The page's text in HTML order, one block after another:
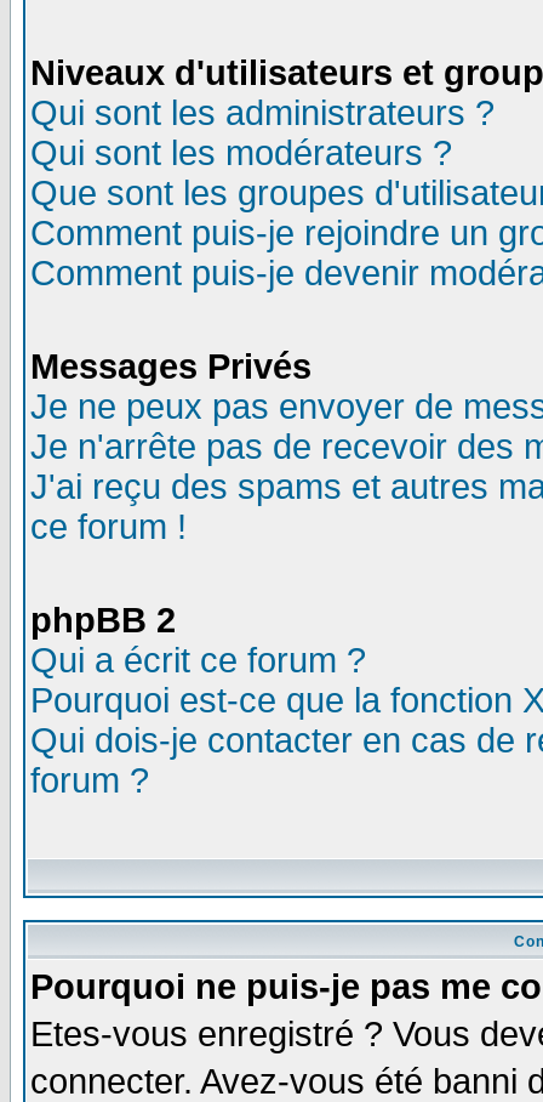
Niveaux d'utilisateurs et
Qui sont les administrateurs ?
Qui sont les modérateurs ?
Que sont les groupes
Comment puis-je rejoindre un
Comment puis-je devenir
Messages Privés
Je ne peux pas envoyer de
Je n'arrête pas de recevoir des
J'ai reçu des spams et autres
ce forum !
phpBB 2
Qui a écrit ce forum ?
Pourquoi est-ce que la fonction
Qui dois-je contacter en cas de
forum ?
Pourquoi ne puis-je pas me
Etes-vous enregistré ? Vous
connecter. Avez-vous été banni